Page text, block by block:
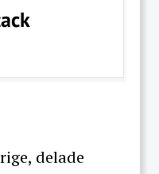
delade